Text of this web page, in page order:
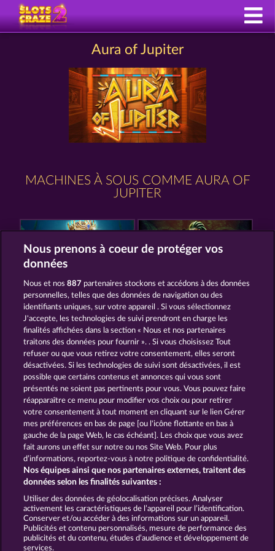
Aura of Jupiter
MACHINES À SOUS COMME AURA OF
JUPITER
POSEIDON'S RISING MEDUSA'S LAIR
DEMI GODS V
CGU Charte de confidentialité
Mentions légales Société FAQ
Facebook
Envoyer la demande de rétractation
Nous prenons à coeur de protéger vos
données
Nous et nos887 partenaires stockons et accédons à des données
personnelles, telles que des données de navigation ou des
identifiants uniques, sur votre appareil . Si vous sélectionnez
J'accepte, les technologies de suivi prendront en charge les
finalités affichées dans la section « Nous et nos partenaires
traitons des données pour fournir ». . Si vous choisissez Tout
refuser ou que vous retirez votre consentement, elles seront
désactivées. Si les technologies de suivi sont désactivées, il est
possible que certains contenus et annonces qui vous sont
présentés ne soient pas pertinents pour vous. Vous pouvez faire
réapparaître ce menu pour modifier vos choix ou pour retirer
votre consentement à tout moment en cliquant sur le lien Gérer
mes préférences en bas de page [ou l'icône flottante en bas à
gauche de la page Web, le cas échéant]. Les choix que vous avez
fait aurons un effet sur notre ou nos Site Web. Pour plus
d’informations, reportez-vous à notre politique de confidentialité.
Nos équipes ainsi que nos partenaires externes, traitent des
données selon les finalités suivantes :
Utiliser des données de géolocalisation précises. Analyser
activement les caractéristiques de l’appareil pour l’identification.
Conserver et/ou accéder à des informations sur un appareil.
Publicités et contenu personnalisés, mesure de performance des
publicités et du contenu, études d’audience et développement de
services.